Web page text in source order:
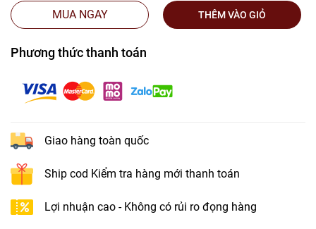
MUA NGAY THÊM VÀO GIỎ
Phương thức thanh toán
Giao hàng toàn quốc
Ship cod Kiểm tra hàng mới thanh toán
Lợi nhuận cao - Không có rủi ro đọng hàng